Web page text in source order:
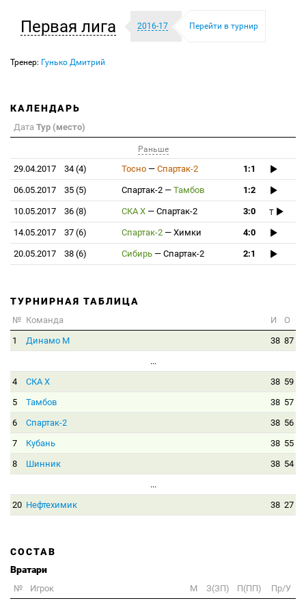
Первая лига 2016-17 Перейти в турнир
Тренер: Гунько Дмитрий
КАЛЕНДАРЬ
Дата Тур (место)
Раньше
29.04.2017 34 (4) Тосно — Спартак-2 1:1
06.05.2017 35 (5) Спартак-2 — Тамбов 1:2
10.05.2017 36 (8) СКА Х — Спартак-2 3:0 T
14.05.2017 37 (6) Спартак-2 — Химки 4:0
20.05.2017 38 (6) Сибирь — Спартак-2 2:1
ТУРНИРНАЯ ТАБЛИЦА
№ Команда И
О
1
Динамо М 38 87
...
4
СКА Х 38 59
5
Тамбов 38 57
6
Спартак-2 38 56
7
Кубань 38 55
8
Шинник 38 54
...
20 Нефтехимик 38 27
СОСТАВ
Вратари
№ Игрок M З(ЗП) П(ПП)
Пр/У